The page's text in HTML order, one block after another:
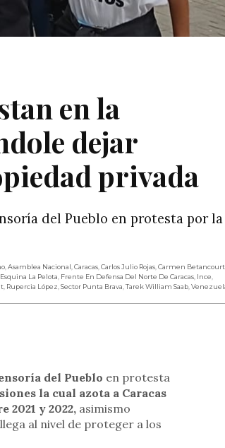
en la
dejar
privada
del Pueblo en protesta por la
,Asamblea Nacional,Caracas,Carlos Julio Rojas,Carmen Betancourt
Esquina La Pelota, Frente En Defensa Del Norte De Caracas, Ince,
, Rupercia López,Sector Punta Brava,Tarek William Saab,
del Pueblo en protesta
la cual azota a Caracas
2021 y 2022,asimismo
al nivel de proteger a los